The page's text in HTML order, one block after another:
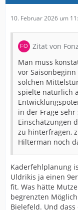
10. Februar 2026 um
Zitat von
Man muss
vor
solchen
spielte natürlich
in der Frage
Einschätzungen
zu hinterfragen,
Hilterman noch
Kaderfehlplanung
Uldrikis ja einen
fit. Was hätte
begrenzten
Bielefeld. Und